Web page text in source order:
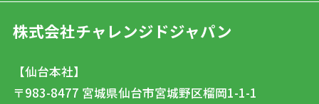
株式会社チャレンジドジャパン
【仙台本社】
〒983-8477 宮城県仙台市宮城野区榴岡1-1-1